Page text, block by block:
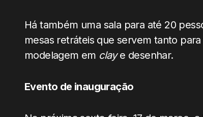
Há também uma sala para até 20
mesas retráteis que servem tanto
modelagem em claye desenhar.
Evento de inauguração